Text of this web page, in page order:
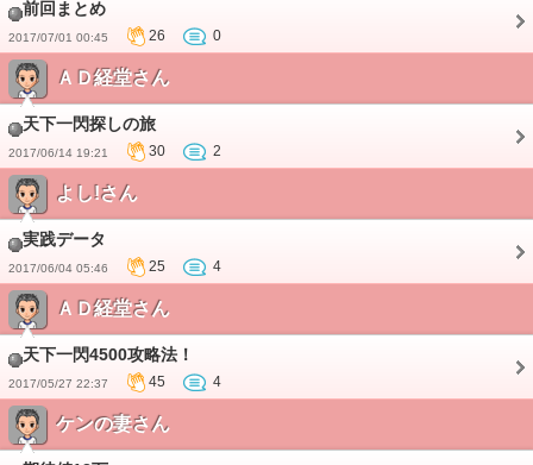
前回まとめ
2017/07/01 00:45 26 0
ＡＤ経堂さん
天下一閃探しの旅
2017/06/14 19:21 30 2
よし!さん
実践データ
2017/06/04 05:46 25 4
ＡＤ経堂さん
天下一閃4500攻略法！
2017/05/27 22:37 45 4
ケンの妻さん